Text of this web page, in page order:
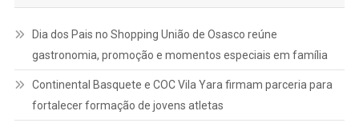
Dia dos Pais no Shopping União de Osasco reúne
gastronomia, promoção e momentos especiais em família
Continental Basquete e COC Vila Yara firmam parceria para
fortalecer formação de jovens atletas